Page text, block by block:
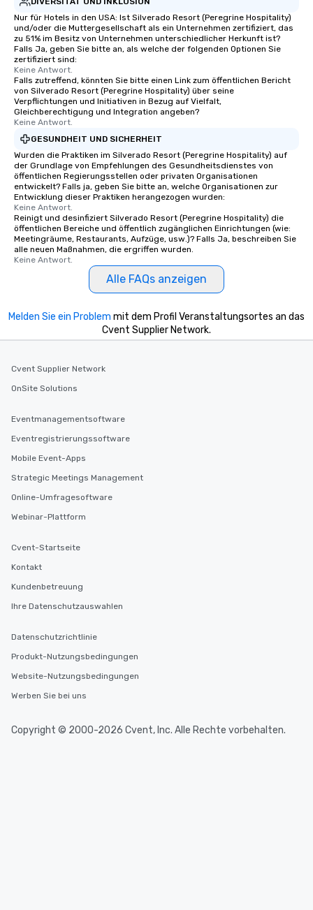
Nur für Hotels in den USA: Ist Silverado Resort (Peregrine Hospitality)
und/oder die Muttergesellschaft als ein Unternehmen zertifiziert, das
zu 51% im Besitz von Unternehmen unterschiedlicher Herkunft ist?
Falls Ja, geben Sie bitte an, als welche der folgenden Optionen Sie
zertifiziert sind:
Keine Antwort.
Falls zutreffend, könnten Sie bitte einen Link zum öffentlichen Bericht
von Silverado Resort (Peregrine Hospitality) über seine
Verpflichtungen und Initiativen in Bezug auf Vielfalt,
Gleichberechtigung und Integration angeben?
Keine Antwort.
GESUNDHEIT UND SICHERHEIT
Wurden die Praktiken im Silverado Resort (Peregrine Hospitality) auf
der Grundlage von Empfehlungen des Gesundheitsdienstes von
öffentlichen Regierungsstellen oder privaten Organisationen
entwickelt? Falls ja, geben Sie bitte an, welche Organisationen zur
Entwicklung dieser Praktiken herangezogen wurden:
Keine Antwort.
Reinigt und desinfiziert Silverado Resort (Peregrine Hospitality) die
öffentlichen Bereiche und öffentlich zugänglichen Einrichtungen (wie:
Meetingräume, Restaurants, Aufzüge, usw.)? Falls Ja, beschreiben Sie
alle neuen Maßnahmen, die ergriffen wurden.
Keine Antwort.
Alle FAQs anzeigen
Melden Sie ein Problem mit dem Profil Veranstaltungsortes an das
Cvent Supplier Network.
Cvent Supplier Network
OnSite Solutions
Eventmanagementsoftware
Eventregistrierungssoftware
Mobile Event-Apps
Strategic Meetings Management
Online-Umfragesoftware
Webinar-Plattform
Cvent-Startseite
Kontakt
Kundenbetreuung
Ihre Datenschutzauswahlen
Datenschutzrichtlinie
Produkt-Nutzungsbedingungen
Website-Nutzungsbedingungen
Werben Sie bei uns
Copyright © 2000-2026 Cvent, Inc. Alle Rechte vorbehalten.